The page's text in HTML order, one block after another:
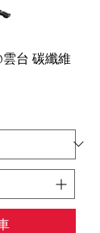
雲台 碳纖維